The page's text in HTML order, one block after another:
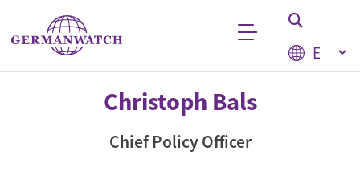
Skip to main content
Select
Keyword searchChristoph Bals
Chief Policy Officer